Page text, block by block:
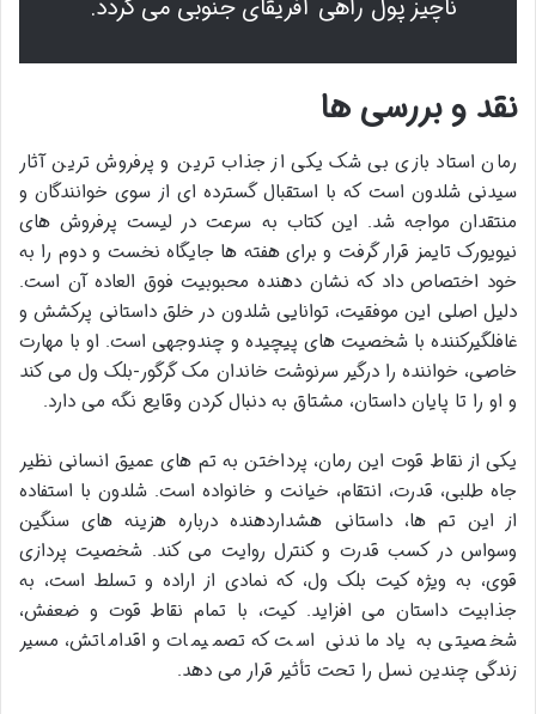
ناچیز پول راهی آفریقای جنوبی می گردد.
نقد و بررسی ها
رمان استاد بازی بی شک یکی از جذاب ترین و پرفروش ترین آثار
سیدنی شلدون است که با استقبال گسترده ای از سوی خوانندگان و
منتقدان مواجه شد. این کتاب به سرعت در لیست پرفروش های
نیویورک تایمز قرار گرفت و برای هفته ها جایگاه نخست و دوم را به
خود اختصاص داد که نشان دهنده محبوبیت فوق العاده آن است.
دلیل اصلی این موفقیت، توانایی شلدون در خلق داستانی پرکشش و
غافلگیرکننده با شخصیت های پیچیده و چندوجهی است. او با مهارت
خاصی، خواننده را درگیر سرنوشت خاندان مک گرگور-بلک ول می کند
و او را تا پایان داستان، مشتاق به دنبال کردن وقایع نگه می دارد.
یکی از نقاط قوت این رمان، پرداختن به تم های عمیق انسانی نظیر
جاه طلبی، قدرت، انتقام، خیانت و خانواده است. شلدون با استفاده
از این تم ها، داستانی هشداردهنده درباره هزینه های سنگین
وسواس در کسب قدرت و کنترل روایت می کند. شخصیت پردازی
قوی، به ویژه کیت بلک ول، که نمادی از اراده و تسلط است، به
جذابیت داستان می افزاید. کیت، با تمام نقاط قوت و ضعفش،
شخصیتی به یاد ماندنی است که تصمیمات و اقداماتش، مسیر
زندگی چندین نسل را تحت تأثیر قرار می دهد.